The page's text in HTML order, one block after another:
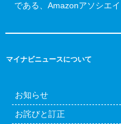
である、Amazonアソシエ
マイナビニュースについて
お知らせ
お詫びと訂正